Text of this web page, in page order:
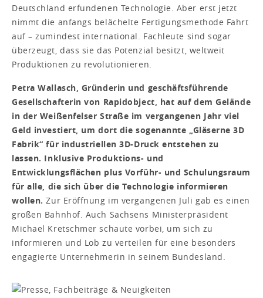
Deutschland erfundenen Technologie. Aber erst jetzt
nimmt die anfangs belächelte Fertigungsmethode Fahrt
auf – zumindest international. Fachleute sind sogar
überzeugt, dass sie das Potenzial besitzt, weltweit
Produktionen zu revolutionieren.
Petra Wallasch, Gründerin und geschäftsführende
Gesellschafterin von Rapidobject, hat auf dem Gelände
in der Weißenfelser Straße im vergangenen Jahr viel
Geld investiert, um dort die sogenannte „Gläserne 3D
Fabrik“ für industriellen 3D-Druck entstehen zu
lassen. Inklusive Produktions- und
Entwicklungsflächen plus Vorführ- und Schulungsraum
für alle, die sich über die Technologie informieren
wollen. Zur Eröffnung im vergangenen Juli gab es einen
großen Bahnhof. Auch Sachsens Ministerpräsident
Michael Kretschmer schaute vorbei, um sich zu
informieren und Lob zu verteilen für eine besonders
engagierte Unternehmerin in seinem Bundesland.